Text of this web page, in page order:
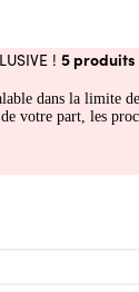
! 5
dans la limite
part, les